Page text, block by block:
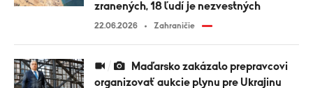
zranených, 18 ľudí je nezvestných
22.06.2026 Zahraničie
organizovať aukcie plynu pre Ukrajinu